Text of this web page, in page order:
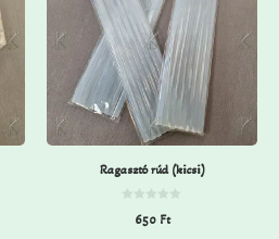
Ragasztó rúd (kicsi)
650 Ft